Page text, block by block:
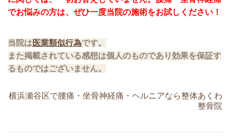
shiya.fujii(´∀｀)(@akwa.seikotin)がシェアした投稿
でお悩みの方は、ぜひ一度当院の施術をお試しください！
当院は 医業類似行為です。
また掲載されている感想は個人のものであり効果を保証す
るものではございません。
横浜瀬谷区で腰痛・坐骨神経痛・ヘルニアなら整体あくわ
整骨院